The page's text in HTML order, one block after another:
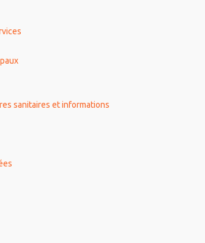
sanitaires et informations